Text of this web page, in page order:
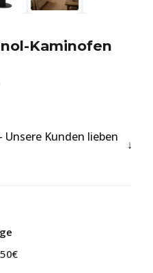
Kaminofen
Unsere Kunden lieben